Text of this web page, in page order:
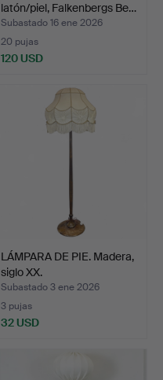
latón/piel, Falkenbergs Be…
Subastado 16 ene 2026
20 pujas
120 USD
LÁMPARA DE PIE. Madera,
siglo XX.
Subastado 3 ene 2026
3 pujas
32 USD